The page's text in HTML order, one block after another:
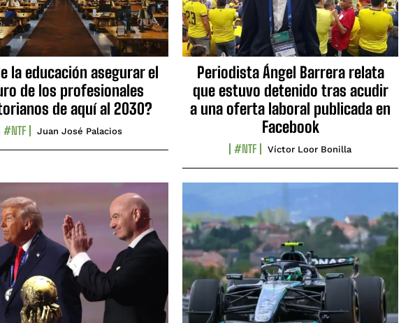
la educación asegurar el
de los profesionales
de aquí al 2030?
#NTF Juan José Palacios
Periodista Ángel Barrera relata
que estuvo detenido tras acudir
a una oferta laboral publicada en
Facebook
#NTF Víctor Loor Bonilla